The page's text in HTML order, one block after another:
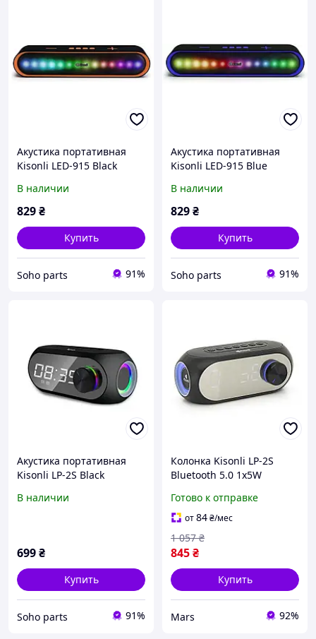
Акустика портативная
Kisonli LED-915 Black
В наличии
829₴
Купить
Soho parts 91%
Акустика портативная
Kisonli LED-915 Blue
В наличии
829₴
Купить
Soho parts 91%
Акустика портативная
Kisonli LP-2S Black
В наличии
699₴
Купить
Soho parts 91%
Колонка Kisonli LP-2S
Bluetooth 5.0 1х5W
USB/TF/BT/FM/AUX/LCD/Cl
ock DC: 5V/1A fishkitorg
Готово к отправке
от84₴/мес
845₴
1 057 ₴
Купить
Mars 92%